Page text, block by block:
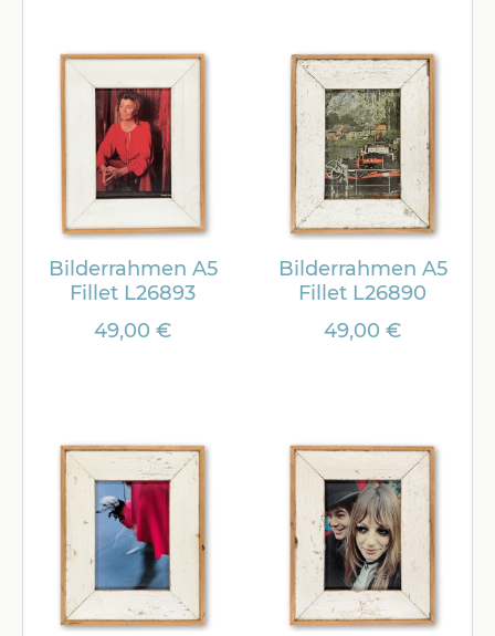
Bilderrahmen A5
Fillet L26893
49,00 €
Bilderrahmen A5
Fillet L26890
49,00 €